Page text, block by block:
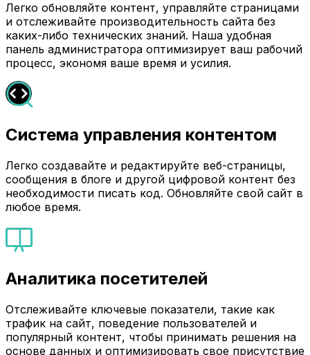
Легко обновляйте контент, управляйте страницами
и отслеживайте производительность сайта без
каких-либо технических знаний. Наша удобная
панель администратора оптимизирует ваш рабочий
процесс, экономя ваше время и усилия.
Система управления контентом
Легко создавайте и редактируйте веб-страницы,
сообщения в блоге и другой цифровой контент без
необходимости писать код. Обновляйте свой сайт в
любое время.
Аналитика посетителей
Отслеживайте ключевые показатели, такие как
трафик на сайт, поведение пользователей и
популярный контент, чтобы принимать решения на
основе данных и оптимизировать свое присутствие